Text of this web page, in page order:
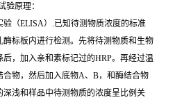
验原理：
（ELISA）.已知待测物质浓度的标准
标板内进行检测。先将待测物质和生物
，加入亲和素标记过的HRP。再经过温
物，然后加入底物A、B，和酶结合物
深浅和样品中待测物质的浓度呈比例关